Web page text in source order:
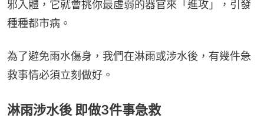
邪入體，它就會挑你最虛弱的器官來「進攻」，引發
種種都市病。
為了避免雨水傷身，我們在淋雨或涉水後，有幾件急
救事情必須立刻做好。
淋雨涉水後 即做3件事急救